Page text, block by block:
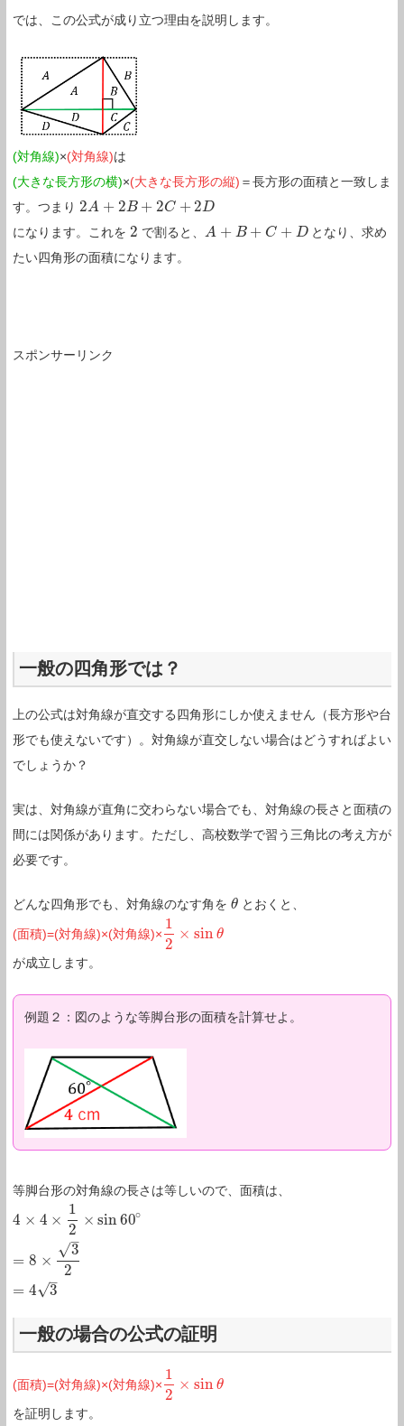
では、この公式が成り立つ理由を説明します。
(対角線)×(対角線)は
(大きな長方形の横)×(大きな長方形の縦) ＝長方形の面積と一致しま
す。つまり 2A + 2B + 2C + 2D
2A+ 2B +2C +2 D
になります。これを 2
2 で割ると、 A + B + C + D
A+ B+C+D
となり、求め
たい四角形の面積になります。
スポンサーリンク
一般の四角形では？
上の公式は対角線が直交する四角形にしか使えません（長方形や台
形でも使えないです）。対角線が直交しない場合はどうすればよい
でしょうか？
実は、対角線が直角に交わらない場合でも、対角線の長さと面積の
間には関係があります。ただし、高校数学で習う三角比の考え方が
必要です。
どんな四角形でも、対角線のなす角を θ
θ とおくと、
(面積)=(対角線)×(対角線)×
1
2
× sinθ
12 ×sinθ
が成立します。
例題２：図のような等脚台形の面積を計算せよ。
等脚台形の対角線の長さは等しいので、面積は、
4 × 4 ×
1
2
× sin60∘
= 8 ×
3
–
√
2
= 4 3
–
√
4 ×4 ×1 2× sin 60 ∘=8×32=
一般の場合の公式の証明
(面積)=(対角線)×(対角線)×
1
2
× sinθ
12 ×sinθ
を証明します。